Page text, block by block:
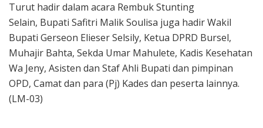
Turut hadir dalam acara Rembuk Stunting
Selain, Bupati Safitri Malik Soulisa juga hadir Wakil
Bupati Gerseon Elieser Selsily, Ketua DPRD Bursel,
Muhajir Bahta, Sekda Umar Mahulete, Kadis Kesehatan
Wa Jeny, Asisten dan Staf Ahli Bupati dan pimpinan
OPD, Camat dan para (Pj) Kades dan peserta lainnya.
(LM-03)